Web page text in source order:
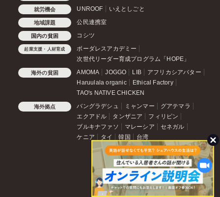
就労機会 UNROOF いえとしごと
地域課題 公民連携室
国内の貧困 コシツ
起業支援・人材育成
ボーダレスアカデミー
次世代リーダー育成プログラム「HOPE」
海外の貧困 AMOMA JOGGO LIB
アフリカシアバター
Haruulala organic
Ethical Factory
TAO's NATIVE CHICKEN
海外拠点 バングラデシュ ミャンマー
グアテマラ
エクアドル
タンザニア
フィリピン
ブルキナファソ
マレーシア
セネガル
ケニア
タイ 韓国 台湾